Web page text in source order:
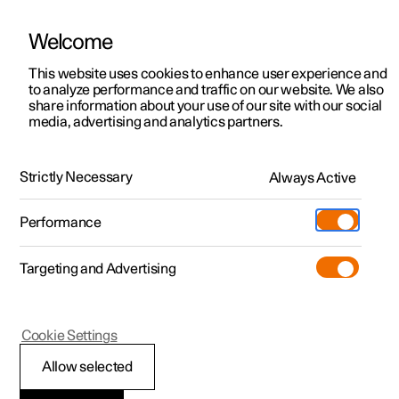
Polestar 2
Polestar 3
Polestar 4
Pre-owned
Shop
Meer
Testrit
Aanbiedingen voor
Testrit
Aanbiedingen voor
Polestar 4 coupé
Ontdek Polestar 4
Testrit
Bekijk onze stockwagens
Aanbiedingen voor
Ontdek Polestar 5
Over pre-owned
Pre-owned aanbiedingen
Aanbiedingen voor particulieren
Aanbiedingen voor
professionelen
Bekijk onze stockwagens
Configureer
Pre-owned
Testrit
Additionals
(Opent in een nieuw venster)
Experiences
Ontmoet ons
Servicepunten
Opladen
Support
HandleidingVideogalerijDownloadsSoftware-updates
Pilot Assist
Polestar 1
Pilot Assist
Welcome
This website uses cookies to enhance user experience and
to analyze performance and traffic on our website. We also
share information about your use of our site with our social
media, advertising and analytics partners.
Strictly Necessary Always Active
Performance
Targeting and Advertising
Allow selected
Cookie Settings